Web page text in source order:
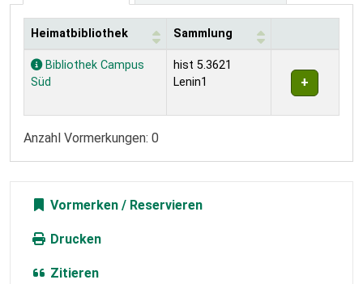
Exemplare
Heimatbibliothek Sammlung
Bibliothek Campus
Süd
hist 5.3621
Lenin1
Anzahl Vormerkungen: 0
Vormerken
Drucken
Zitieren